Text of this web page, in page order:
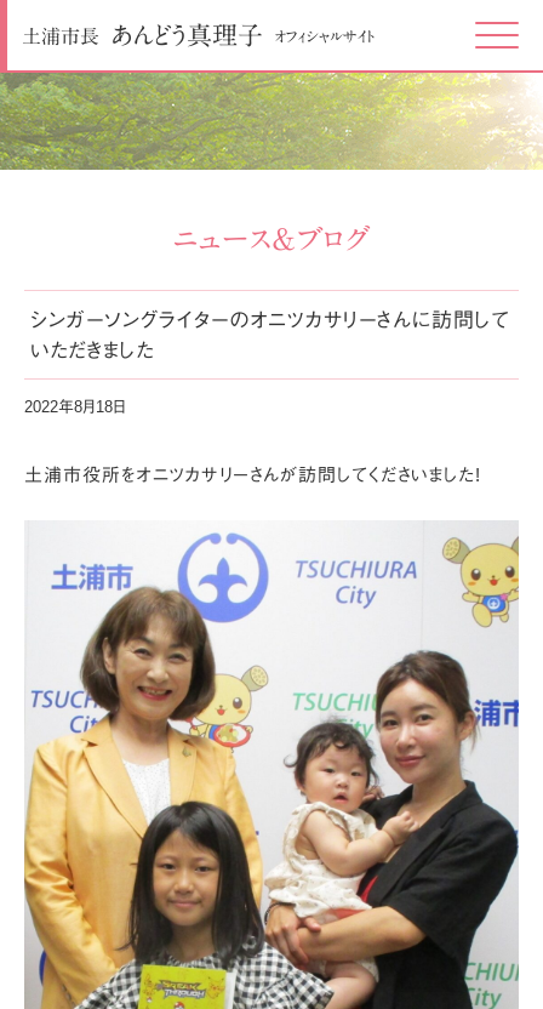
土浦市長 あんどう真理子 オフィシャルサイト Click
ニュース＆ブログ
シンガーソングライターのオニツカサリーさんに訪問して
いただきました
2022年8月18日
土浦市役所をオニツカサリーさんが訪問してくださいました!